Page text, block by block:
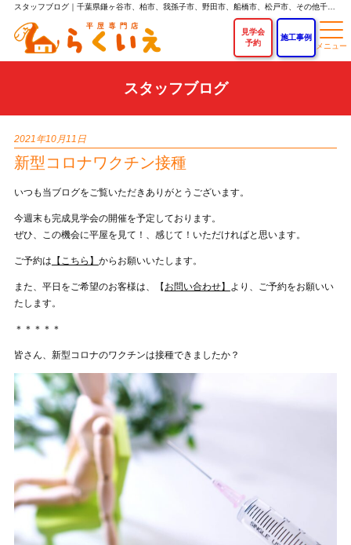
スタッフブログ｜千葉県鎌ヶ谷市、柏市、我孫子市、野田市、船橋市、松戸市、その他千葉県内で平屋を建てるなら「らくいえ」｜平屋専門店なら新築平屋住宅が750万円～！
見学会
予約
施工事例
スタッフブログ
2021年10月11日
新型コロナワクチン接種
いつも当ブログをご覧いただきありがとうございます。
今週末も完成見学会の開催を予定しております。
ぜひ、この機会に平屋を見て！、感じて！いただければと思います。
ご予約は 【こちら】 からお願いいたします。
また、平日をご希望のお客様は、【お問い合わせ】 より、ご予約をお願いい
たします。
＊＊＊＊＊
皆さん、新型コロナのワクチンは接種できましたか？